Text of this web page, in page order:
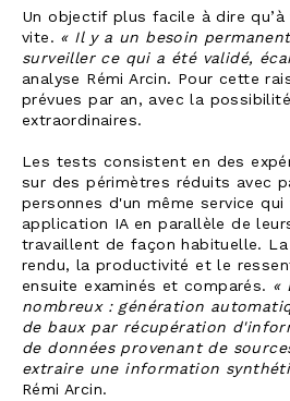
Un objectif plus facile à dire qu’à
vite. « Il y a un besoin
surveiller ce qui a été validé,
analyse Rémi Arcin. Pour cette
prévues par an, avec la
extraordinaires.
Les tests consistent en des
sur des périmètres réduits avec
personnes d'un même service
application IA en parallèle de
travaillent de façon habituelle.
rendu, la productivité et le
ensuite examinés et comparés. «
nombreux : génération
de baux par récupération
de données provenant de
extraire une information
Rémi Arcin.